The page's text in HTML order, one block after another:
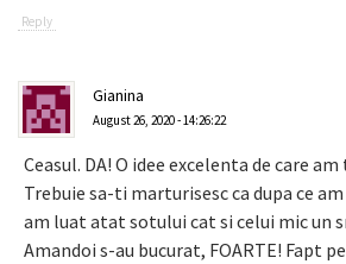
Reply
Gianina
August 26, 2020 - 14:26:22
Ceasul. DA! O idee excelenta de care
Trebuie sa-ti marturisesc ca dupa ce
am luat atat sotului cat si celui mic un
Amandoi s-au bucurat, FOARTE! Fapt